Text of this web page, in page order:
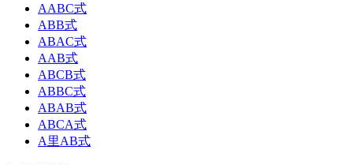
AABC式
ABB式
ABAC式
AAB式
ABCB式
ABBC式
ABAB式
ABCA式
A里AB式